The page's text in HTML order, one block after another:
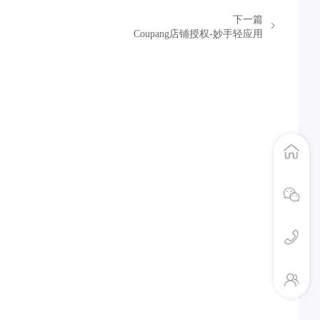
下一篇
Coupang店铺授权-妙手轻应用